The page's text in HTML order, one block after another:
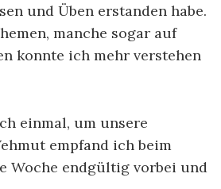
und Üben erstanden habe.
manche sogar auf
konnte ich mehr verstehen
einmal, um unsere
empfand ich beim
Woche endgültig vorbei und